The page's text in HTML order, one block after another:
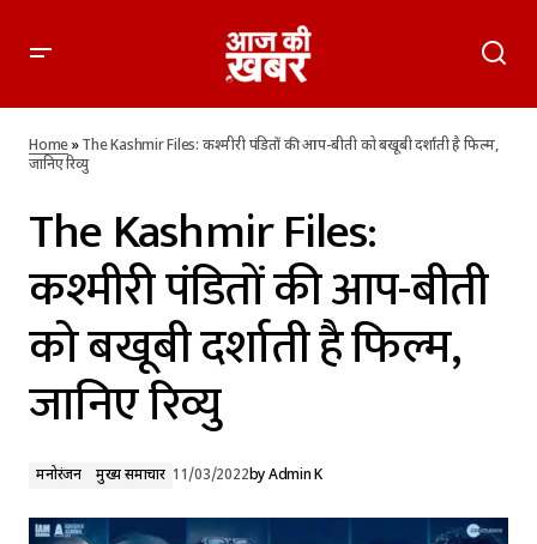
फिल्म, जानिए रिव्यु
Home»The Kashmir Files: कश्मीरी पंडितों की आप-बीती को बखूबी दर्शाती है फिल्म,
जानिए रिव्यु
The Kashmir Files:
कश्मीरी पंडितों की आप-बीती
को बखूबी दर्शाती है फिल्म,
जानिए रिव्यु
मनोरंजन मुख्य समाचार 11/03/2022byAdmin K